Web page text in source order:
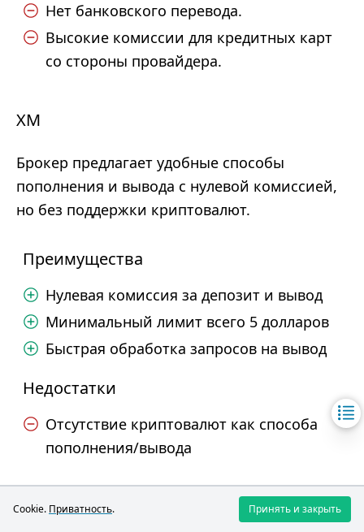
Нет банковского перевода.
Высокие комиссии для кредитных карт
со стороны провайдера.
XM
Брокер предлагает удобные способы
пополнения и вывода с нулевой комиссией,
но без поддержки криптовалют.
Преимущества
Нулевая комиссия за депозит и вывод
Минимальный лимит всего 5 долларов
Быстрая обработка запросов на вывод
Недостатки
Отсутствие криптовалют как способа
пополнения/вывода
Рынки и инструменты
Cookie. Приватность. Принять и закрыть